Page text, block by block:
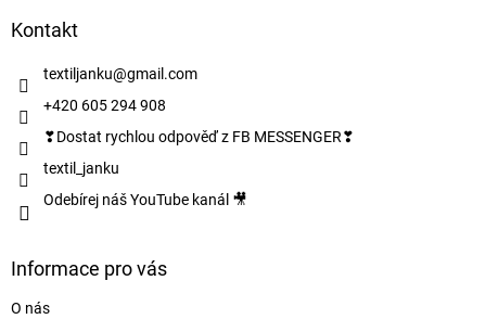
Kontakt
textiljanku@gmail.com
+420 605 294 908
❣Dostat rychlou odpověď z FB MESSENGER❣
textil_janku
Odebírej náš YouTube kanál 🎥
Informace pro vás
O nás